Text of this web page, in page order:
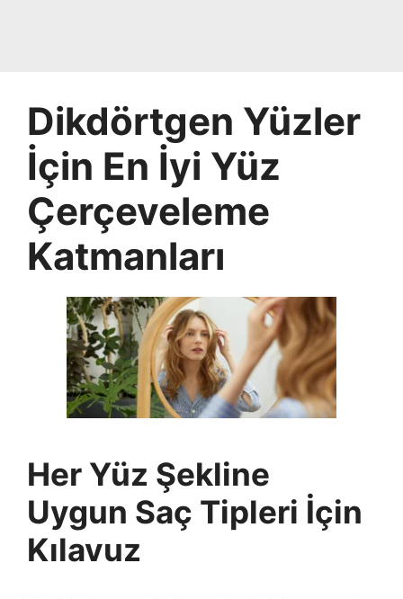
Dikdörtgen Yüzler
İçin En İyi Yüz
Çerçeveleme
Katmanları
Her Yüz Şekline
Uygun Saç Tipleri İçin
Kılavuz